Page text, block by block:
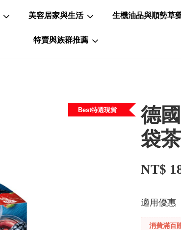
美容居家與生活 生機油品與順勢草
特賣與族群推薦
Best特選現貨
德
袋
NT$
適用優惠
消費滿百